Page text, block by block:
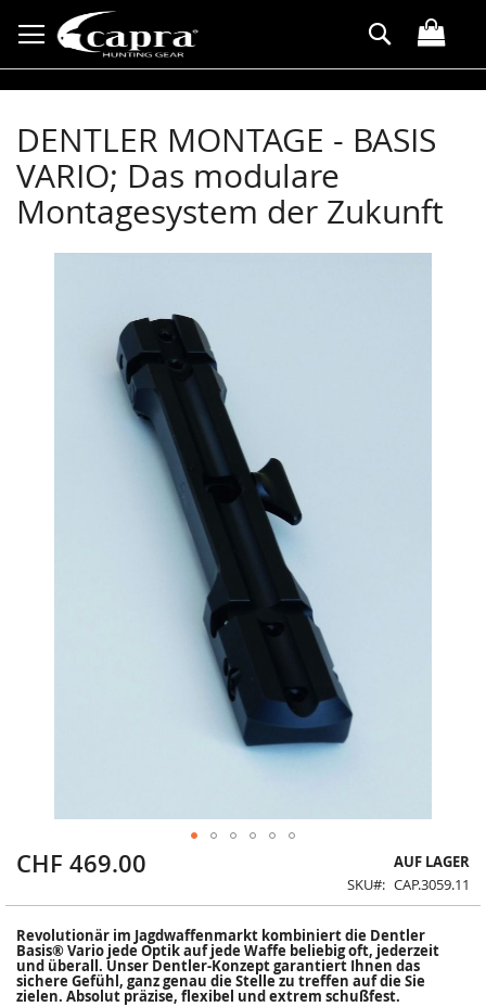
zum
Inhalt
Suche
DENTLER MONTAGE - BASIS
VARIO; Das modulare
Montagesystem der Zukunft
CHF 469.00
AUF LAGER
SKU
CAP.3059.11
Revolutionär im Jagdwaffenmarkt kombiniert die Dentler
Basis® Vario jede Optik auf jede Waffe beliebig oft, jederzeit
und überall. Unser Dentler-Konzept garantiert Ihnen das
sichere Gefühl, ganz genau die Stelle zu treffen auf die Sie
zielen. Absolut präzise, flexibel und extrem schußfest.
Zum
springen